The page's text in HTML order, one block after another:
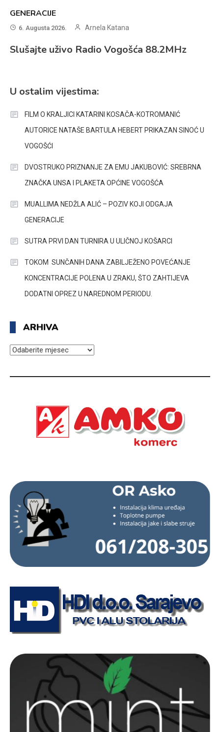
GENERACIJE
6. Augusta 2026. Arnela Katana
Slušajte uživo Radio Vogošća 88.2MHz
U ostalim vijestima:
FILM O KRALJICI KATARINI KOSAČA-KOTROMANIĆ
AUTORICE NATAŠE BARTULA HEBERT PRIKAZAN SINOĆ U
VOGOŠĆI
DVOSTRUKO PRIZNANJE ZA EMU JAKUBOVIĆ: SREBRNA
ZNAČKA UNSA I PLAKETA OPĆINE VOGOŠĆA
MUALLIMA NEDŽLA ALIĆ – POZIV KOJI ODGAJA
GENERACIJE
SUTRA PRVI DAN TURNIRA U ULIČNOJ KOŠARCI
TOKOM SUNČANIH DANA ZABILJEŽENO POVEĆANJE
KONCENTRACIJE POLENA U ZRAKU, ŠTO ZAHTIJEVA
DODATNI OPREZ U NAREDNOM PERIODU.
ARHIVA
ARHIVA